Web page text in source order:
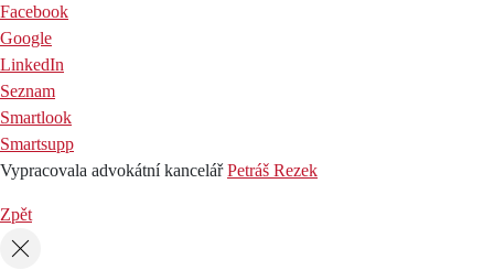
Facebook
Google
LinkedIn
Seznam
Smartlook
Smartsupp
Vypracovala advokátní kancelářPetráš Rezek
Zpět